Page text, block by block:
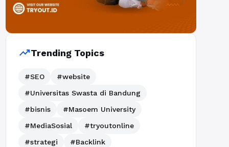
trending_upTrending Topics
#SEO
#website
#Universitas Swasta di Bandung
#bisnis
#Masoem University
#MediaSosial
#tryoutonline
#strategi
#Backlink